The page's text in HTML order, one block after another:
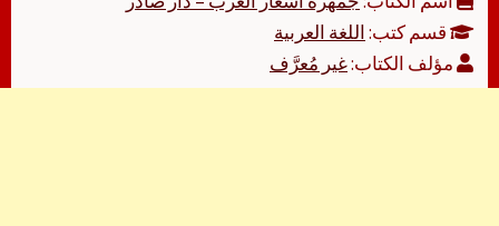
قسم كتب:اللغة العربية
مؤلف الكتاب:غير مُعرَّف